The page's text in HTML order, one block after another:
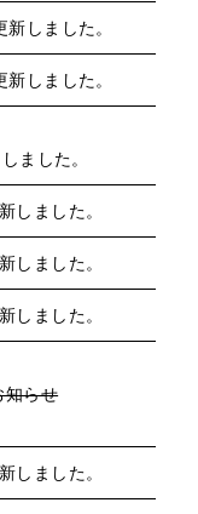
しました。
しました。
ました。
しました。
しました。
しました。
知らせ
しました。